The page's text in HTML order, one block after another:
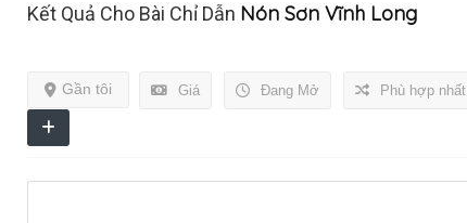
Kết Quả Cho Bài Chỉ Dẫn Nón Sơn Vĩnh Long
Giá Đang Mở
Gần tôi Phù hợp nhất